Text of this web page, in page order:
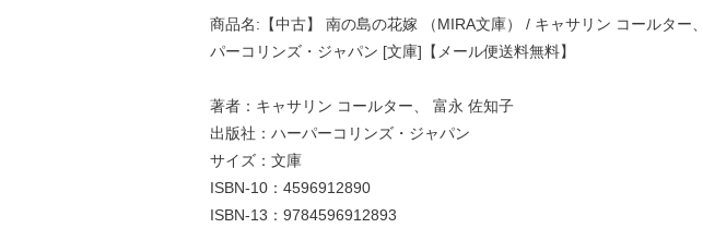
商品名:【中古】 南の島の花嫁 （MIRA文庫） / キャサリン コールター
パーコリンズ・ジャパン [文庫]【メール便送料無料】
著者：キャサリン コールター、 富永 佐知子
出版社：ハーパーコリンズ・ジャパン
サイズ：文庫
ISBN-10：4596912890
ISBN-13：9784596912893